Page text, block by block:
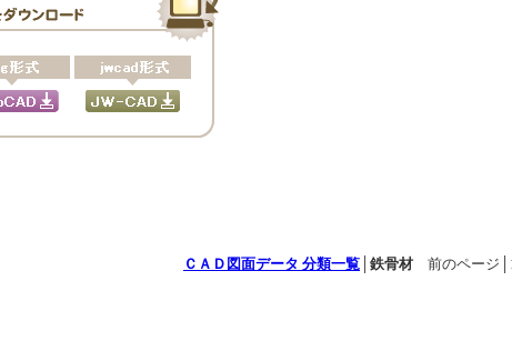
ＣＡＤ図面データ 分類一覧 鉄骨材 前のページ